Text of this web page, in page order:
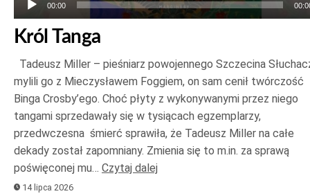
00:00
Król Tanga
Tadeusz Miller – pieśniarz powojennego Szczecina
mylili go z Mieczysławem Foggiem, on sam cenił twórczość
Binga Crosby’ego. Choć płyty z wykonywanymi przez niego
tangami sprzedawały się w tysiącach egzemplarzy,
przedwczesna śmierć sprawiła, że Tadeusz Miller na całe
dekady został zapomniany. Zmienia się to m.in. za sprawą
poświęconej mu… Czytaj dalej
14 lipca 2026